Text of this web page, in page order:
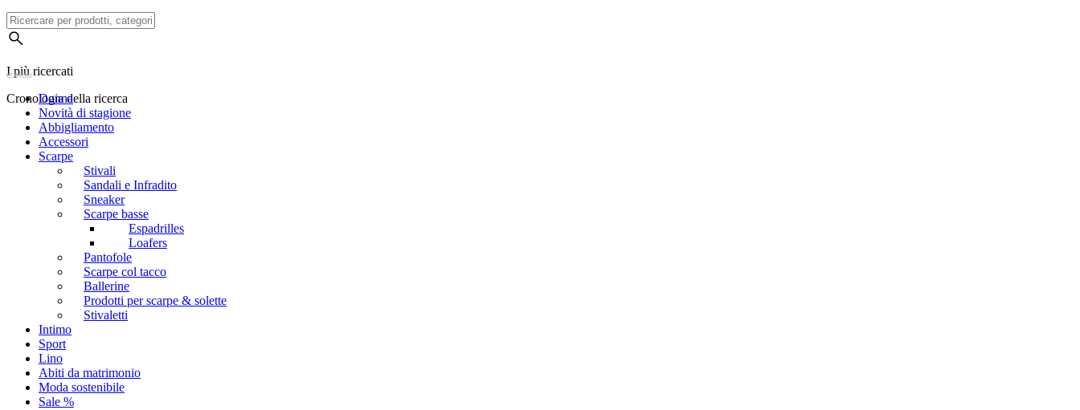
I più ricercati
Cronologia della ricerca
Donna
Novità di stagione
Abbigliamento
Accessori
Scarpe
Stivali
Sandali e Infradito
Sneaker
Scarpe basse
Espadrilles
Loafers
Pantofole
Scarpe col tacco
Ballerine
Prodotti per scarpe & solette
Stivaletti
Intimo
Sport
Lino
Abiti da matrimonio
Moda sostenibile
Sale %